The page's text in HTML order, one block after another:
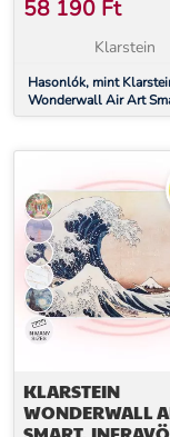
CM, 500 W,
58 190 Ft
Klarstein
Hasonlók, mint
Wonderwall Air Art
infravörös hősugárzó,
KLARSTEIN
WONDERWALL